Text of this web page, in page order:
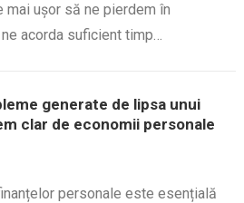
ușor să ne pierdem în
acorda suficient timp…
generate de lipsa unui
clar de economii personale
personale este esențială